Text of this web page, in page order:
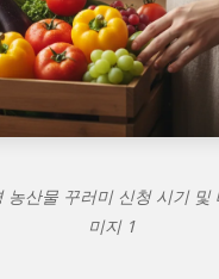
농산물 꾸러미 신청 시기 및
미지 1